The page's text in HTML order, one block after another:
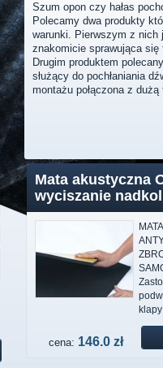
Szum opon czy hałas
Polecamy dwa produkty
warunki. Pierwszym z
znakomicie sprawująca
Drugim produktem
służący do pochłaniania
montażu połączona z dużą
Mata akustyczna
wyciszanie
cena: 146.0 zł